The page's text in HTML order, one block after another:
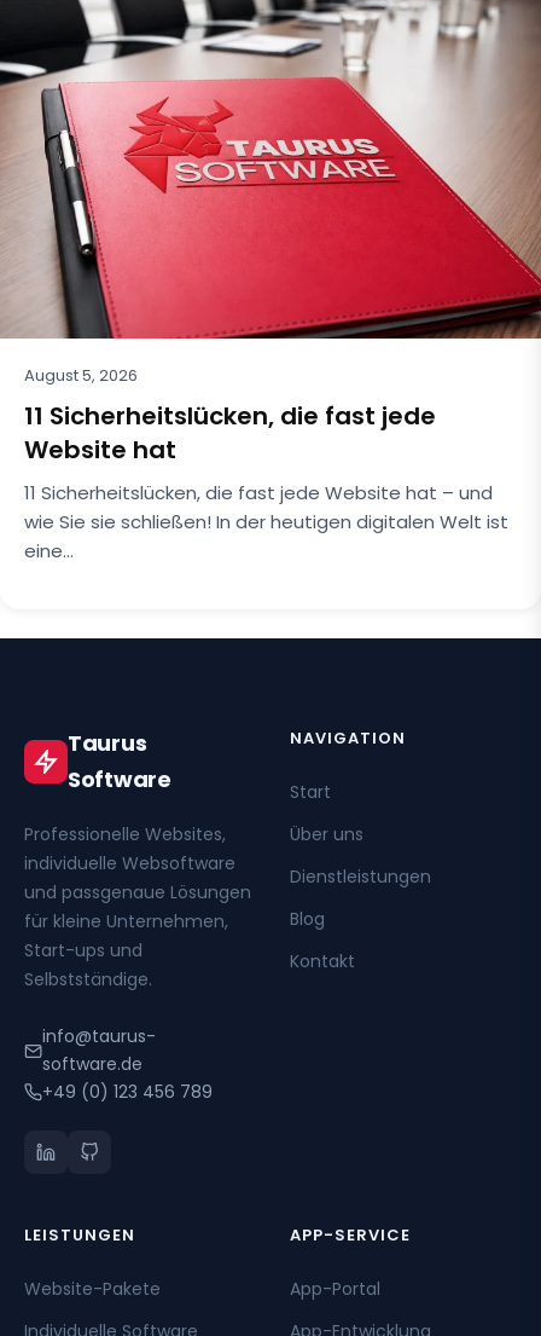
August 5, 2026
11 Sicherheitslücken, die fast jede
Website hat
11 Sicherheitslücken, die fast jede Website hat – und
wie Sie sie schließen! In der heutigen digitalen Welt ist
eine…
Taurus
Software
Professionelle Websites,
individuelle Websoftware
und passgenaue Lösungen
für kleine Unternehmen,
Start-ups und
Selbstständige.
info@taurus-
software.de
+49 (0) 123 456 789
NAVIGATION
Start
Über uns
Dienstleistungen
Blog
Kontakt
LEISTUNGEN
Website-Pakete
APP-SERVICE
App-Portal